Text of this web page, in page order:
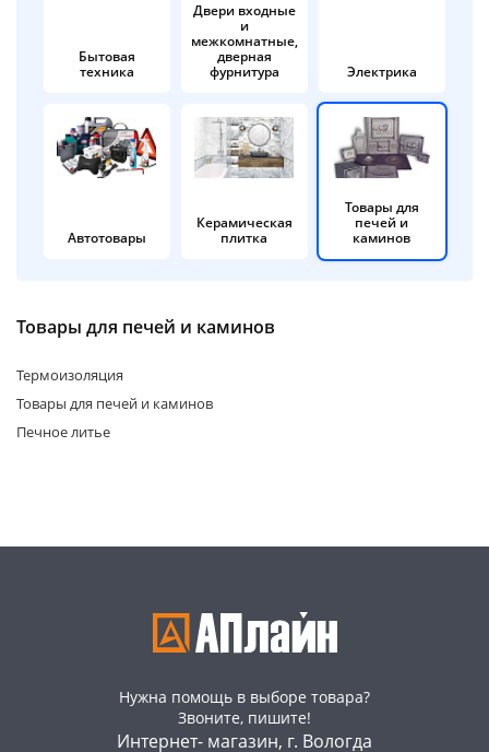
Бытовая
техника
Двери входные
и
межкомнатные,
дверная
фурнитура
Электрика
Автотовары
Керамическая
плитка
Товары для
печей и
каминов
Товары для печей и каминов
Термоизоляция
Товары для печей и каминов
Печное литье
Нужна помощь в выборе товара?
Звоните, пишите!
Интернет- магазин, г. Вологда
раз в 2
недели
раз в 2 недели
Остались вопросы?
8 800 302-02-51
plait.ru